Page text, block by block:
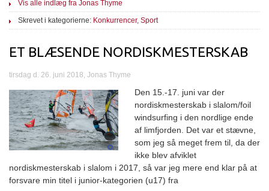
Vis alle indlæg fra Jonas Thyme
Skrevet i kategorierne: Konkurrencer, Sport
ET BLÆSENDE NORDISKMESTERSKAB
tirsdag d. 26. juni 2018, Jonas Thyme
Den 15.-17. juni var der
nordiskmesterskab i slalom/foil
windsurfing i den nordlige ende
af limfjorden. Det var et stævne,
som jeg så meget frem til, da der
ikke blev afviklet
nordiskmesterskab i slalom i 2017, så var jeg mere end klar på at
forsvare min titel i junior-kategorien (u17) fra